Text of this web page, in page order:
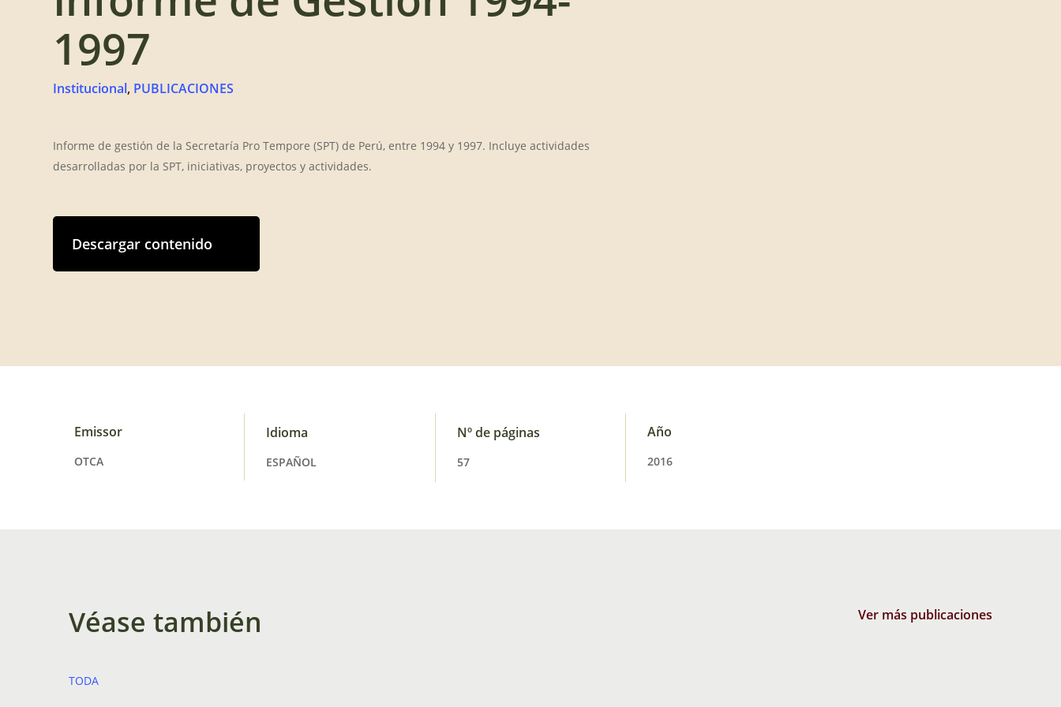
1997
Institucional, PUBLICACIONES
Informe de gestión de la Secretaría Pro Tempore (SPT) de Perú, entre 1994 y 1997. Incluye actividades
desarrolladas por la SPT, iniciativas, proyectos y actividades.
Descargar contenido
Emissor
OTCA
Idioma
ESPAÑOL
Nº de páginas
57
Año
2016
Véase también Ver más publicaciones
TODA